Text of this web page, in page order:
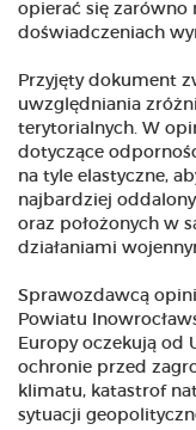
opierać się zarówno
doświadczeniach
Przyjęty dokument
uwzględniania
terytorialnych. W
dotyczące
na tyle elastyczne,
najbardziej
oraz położonych w
działaniami
Sprawozdawcą
Powiatu
Europy oczekują od
ochronie przed
klimatu, katastrof
sytuacji